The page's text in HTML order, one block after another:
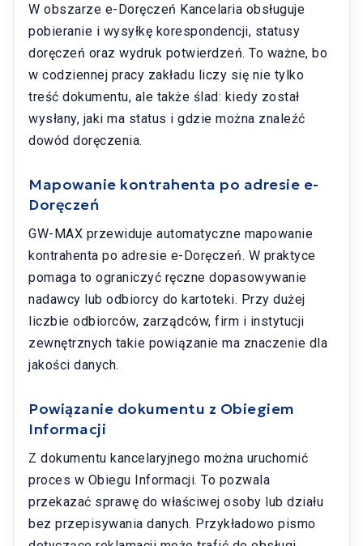
W obszarze e-Doręczeń Kancelaria obsługuje
pobieranie i wysyłkę korespondencji, statusy
doręczeń oraz wydruk potwierdzeń. To ważne, bo
w codziennej pracy zakładu liczy się nie tylko
treść dokumentu, ale także ślad: kiedy został
wysłany, jaki ma status i gdzie można znaleźć
dowód doręczenia.
Mapowanie kontrahenta po adresie e-
Doręczeń
GW-MAX przewiduje automatyczne mapowanie
kontrahenta po adresie e-Doręczeń. W praktyce
pomaga to ograniczyć ręczne dopasowywanie
nadawcy lub odbiorcy do kartoteki. Przy dużej
liczbie odbiorców, zarządców, firm i instytucji
zewnętrznych takie powiązanie ma znaczenie dla
jakości danych.
Powiązanie dokumentu z Obiegiem
Informacji
Z dokumentu kancelaryjnego można uruchomić
proces w Obiegu Informacji. To pozwala
przekazać sprawę do właściwej osoby lub działu
bez przepisywania danych. Przykładowo pismo